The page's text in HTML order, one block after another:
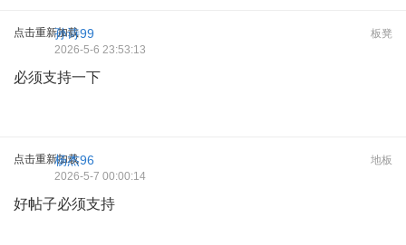
点击重新加载 板凳
孙诗99
2026-5-6 23:53:13
必须支持一下
点击重新加载 地板
杨杰96
2026-5-7 00:00:14
好帖子必须支持